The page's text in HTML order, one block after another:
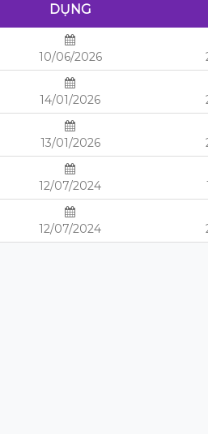
DỤNG
10/06/2026
14/01/2026
13/01/2026
12/07/2024
12/07/2024